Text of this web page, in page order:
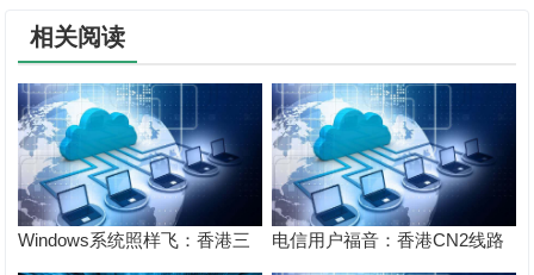
相关阅读
Windows系统照样飞：香港三
网直连服务器远程桌面操作0延
电信用户福音：香港CN2线路
与普通国际线路的实测数据对